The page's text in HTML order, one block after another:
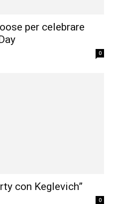
per celebrare
0
con Keglevich”
0